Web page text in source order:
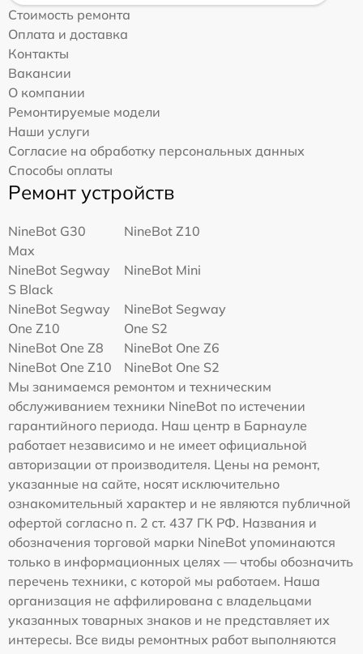
Стоимость ремонта
Оплата и доставка
Контакты
Вакансии
О компании
Ремонтируемые модели
Наши услуги
Согласие на обработку персональных данных
Способы оплаты
Ремонт устройств
NineBot G30
Max
NineBot Z10
NineBot Segway
S Black
NineBot Mini
NineBot Segway
One Z10
NineBot Segway
One S2
NineBot One Z8
NineBot One Z6
NineBot One Z10
NineBot One S2
Мы занимаемся ремонтом и техническим
обслуживанием техники NineBot по истечении
гарантийного периода. Наш центр в Барнауле
работает независимо и не имеет официальной
авторизации от производителя. Цены на ремонт,
указанные на сайте, носят исключительно
ознакомительный характер и не являются публичной
офертой согласно п. 2 ст. 437 ГК РФ. Названия и
обозначения торговой марки NineBot упоминаются
только в информационных целях — чтобы обозначить
перечень техники, с которой мы работаем. Наша
организация не аффилирована с владельцами
указанных товарных знаков и не представляет их
интересы. Все виды ремонтных работ выполняются